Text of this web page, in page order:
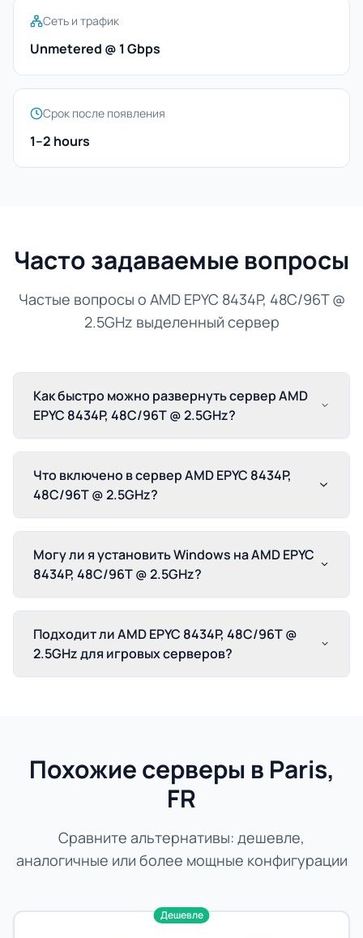
Сеть и трафик
Unmetered @ 1 Gbps
Срок после появления
1–2 hours
Часто задаваемые вопросы
Частые вопросы о AMD EPYC 8434P, 48C/96T @
2.5GHz выделенный сервер
Как быстро можно развернуть сервер AMD
EPYC 8434P, 48C/96T @ 2.5GHz?
Что включено в сервер AMD EPYC 8434P,
48C/96T @ 2.5GHz?
Могу ли я установить Windows на AMD EPYC
8434P, 48C/96T @ 2.5GHz?
Подходит ли AMD EPYC 8434P, 48C/96T @
2.5GHz для игровых серверов?
Похожие серверы в Paris,
FR
Сравните альтернативы: дешевле,
аналогичные или более мощные конфигурации
Дешевле